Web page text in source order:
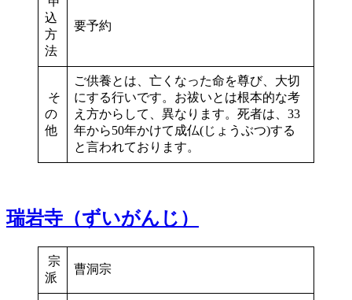
込
方
法
要予約
そ
の
他
ご供養とは、亡くなった命を尊び、大切
にする行いです。お祓いとは根本的な考
え方からして、異なります。死者は、33
年から50年かけて成仏(じょうぶつ)する
と言われております。
瑞岩寺（ずいがんじ）
宗
派
曹洞宗